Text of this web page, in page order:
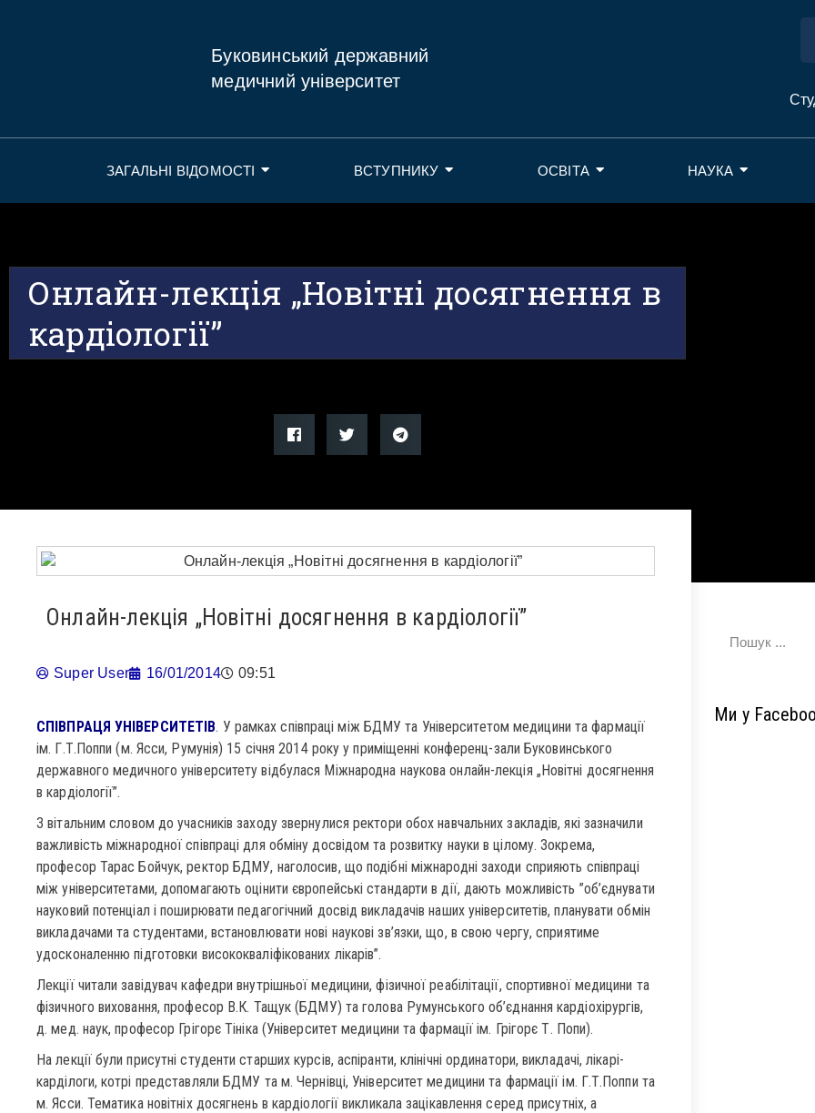
Буковинський державний
медичний університет
ЗАГАЛЬНІ ВІДОМОСТІ ВСТУПНИКУ ОСВІТА НАУКА
Онлайн-лекція „Новітні досягнення в
кардіології”
Онлайн-лекція „Новітні досягнення в кардіології”
Super User 16/01/2014 09:51
СПІВПРАЦЯ УНІВЕРСИТЕТІВ. У рамках співпраці між БДМУ та Університетом медицини та фармації
ім. Г.Т.Поппи (м. Ясси, Румунія) 15 січня 2014 року у приміщенні конференц-зали Буковинського
державного медичного університету відбулася Міжнародна наукова онлайн-лекція „Новітні досягнення
в кардіології”.
З вітальним словом до учасників заходу звернулися ректори обох навчальних закладів, які зазначили
важливість міжнародної співпраці для обміну досвідом та розвитку науки в цілому. Зокрема,
професор Тарас Бойчук, ректор БДМУ, наголосив, що подібні міжнародні заходи сприяють співпраці
між університетами, допомагають оцінити європейські стандарти в дії, дають можливість ”об’єднувати
науковий потенціал і поширювати педагогічний досвід викладачів наших університетів, планувати обмін
викладачами та студентами, встановлювати нові наукові зв’язки, що, в свою чергу, сприятиме
удосконаленню підготовки висококваліфікованих лікарів”.
Лекції читали завідувач кафедри внутрішньої медицини, фізичної реабілітації, спортивної медицини та
фізичного виховання, професор В.К. Тащук (БДМУ) та голова Румунського об’єднання кардіохірургів,
д. мед. наук, професор Грігорє Тініка (Університет медицини та фармації ім. Грігорє Т. Попи).
На лекції були присутні студенти старших курсів, аспіранти, клінічні ординатори, викладачі, лікарі-
карділоги, котрі представляли БДМУ та м. Чернівці, Університет медицини та фармації ім. Г.Т.Поппи та
м. Ясси. Тематика новітніх досягнень в кардіології викликала зацікавлення серед присутніх, а
Ми у